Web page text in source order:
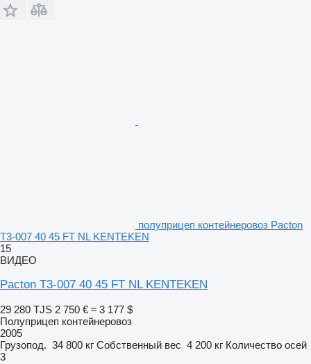
полуприцеп контейнеровоз Pacton
T3-007 40 45 FT NL KENTEKEN
15
ВИДЕО
Pacton T3-007 40 45 FT NL KENTEKEN
29 280 TJS 2 750 € ≈ 3 177 $
Полуприцеп контейнеровоз
2005
Грузопод. 34 800 кг Собственный вес 4 200 кг Количество осей
3